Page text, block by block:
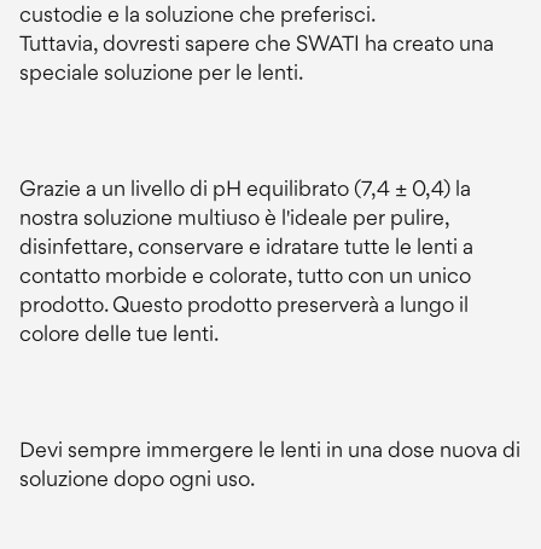
custodie e la soluzione che preferisci.
Tuttavia, dovresti sapere che SWATI ha creato una
speciale soluzione per le lenti.
Grazie a un livello di pH equilibrato (7,4 ± 0,4) la
nostra soluzione multiuso è l'ideale per pulire,
disinfettare, conservare e idratare tutte le lenti a
contatto morbide e colorate, tutto con un unico
prodotto. Questo prodotto preserverà a lungo il
colore delle tue lenti.
Devi sempre immergere le lenti in una dose nuova di
soluzione dopo ogni uso.